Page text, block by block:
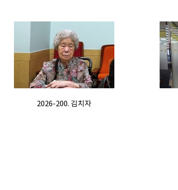
2026-200. 김치자